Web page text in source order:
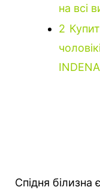
на всі
2
INDENA
Спідня